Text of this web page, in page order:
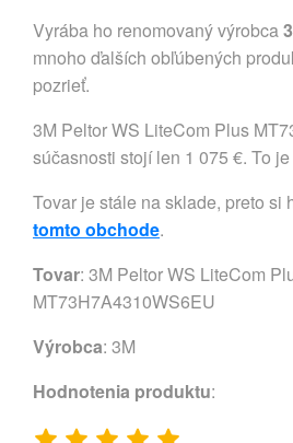
Vyrába ho renomovaný výrobca
mnoho ďalších obľúbených
pozrieť.
3M Peltor WS LiteCom Plus
súčasnosti stojí len 1 075 €. To
Tovar je stále na sklade, preto si
tomto obchode.
Tovar: 3M Peltor WS LiteCom
MT73H7A4310WS6EU
Výrobca: 3M
Hodnotenia produktu: